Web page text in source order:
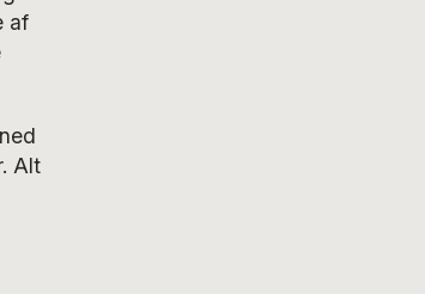
af
Alt